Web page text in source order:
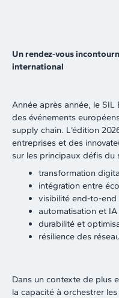
Un rendez-vous
international
Année après année, le SIL
des événements
supply chain. L’édition
entreprises et des
sur les principaux défis du
transformation
intégration entre
visibilité end-to-end
automatisation et
durabilité et
résilience des
Dans un contexte de plus
la capacité à orchestrer